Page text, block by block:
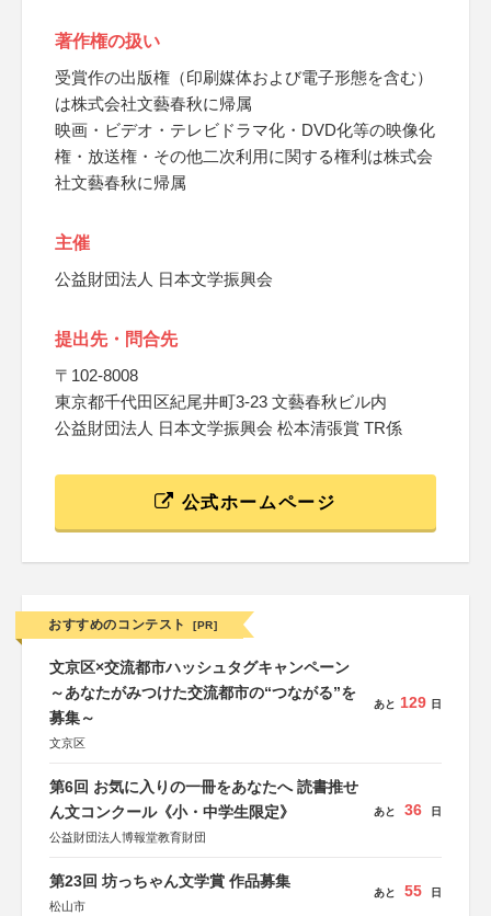
著作権の扱い
受賞作の出版権（印刷媒体および電子形態を含む）
は株式会社文藝春秋に帰属
映画・ビデオ・テレビドラマ化・DVD化等の映像化
権・放送権・その他二次利用に関する権利は株式会
社文藝春秋に帰属
主催
公益財団法人 日本文学振興会
提出先・問合先
〒102-8008
東京都千代田区紀尾井町3-23 文藝春秋ビル内
公益財団法人 日本文学振興会 松本清張賞 TR係
公式ホームページ
おすすめのコンテスト [PR]
文京区×交流都市ハッシュタグキャンペーン
～あなたがみつけた交流都市の“つながる”を
募集～
文京区
あと 129 日
第6回 お気に入りの一冊をあなたへ 読書推せ
ん文コンクール《小・中学生限定》
公益財団法人博報堂教育財団
あと 36 日
第23回 坊っちゃん文学賞 作品募集
松山市
あと 55 日